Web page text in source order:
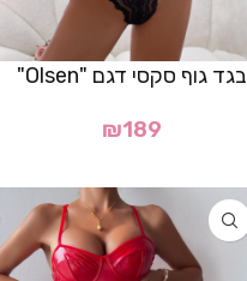
בגד גוף סקסי דגם "Olsen"
₪189